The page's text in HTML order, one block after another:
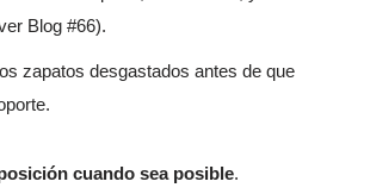
Blog #66).
zapatos desgastados antes de que
cuando sea posible.